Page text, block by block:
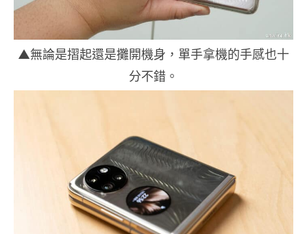
▲無論是摺起還是攤開機身，單手拿機的手感也十
分不錯。